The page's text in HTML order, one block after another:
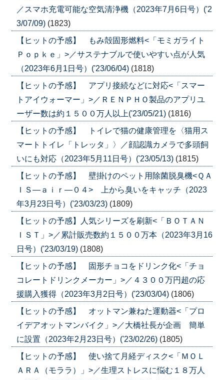
／スマホ充電可能な空気清浄機（2023年7月6日号）('2
3/07/09) (1823)
【ヒットの予感】 もみ殻固形燃料<「モミガライト
Ｐｏｐｋｅ」>／サステナブルで使いやすい点が人気
（2023年6月1日号）('23/06/04) (1818)
【ヒットの予感】 アプリ接続などに対応<「スマー
トアイウォーマー」>／ＲＥＮＰＨＯ製品のアプリユ
ーザー数は約１５００万人以上('23/05/21) (1816)
【ヒットの予感】 トイレで猫の健康管理を〈猫用ス
マートトイレ「トレッタ」〉／顔認識カメラで多頭飼
いにも対応（2023年5月11日号）('23/05/13) (1815)
【ヒットの予感】 壁掛けのペット用除菌脱臭機<ＱＡ
ＩＳ―ａｉｒ―０４> 上から臭いをキャッチ（2023
年3月23日号）('23/03/23) (1809)
【ヒットの予感】人気シリーズを刷新<「ＢＯＴＡＮ
ＩＳＴ」>／累計販売数約１５００万本（2023年3月16
日号）('23/03/19) (1808)
【ヒットの予感】 固形チョコをドリンク化<「チョ
コレートドリンクメーカー」>／４３００万円超の応
援購入獲得（2023年3月2日号）('23/03/04) (1806)
【ヒットの予感】 オットマン兼ねた運動器<「プロ
イデアオットマンバイク」>／大橋社長が企画 簡単
に設置（2023年2月23日号）('23/02/26) (1805)
【ヒットの予感】 使い捨て月経ディスク<「ＭＯＬ
ＡＲＡ（モララ）」>／生理ストレスに悩む１８万人